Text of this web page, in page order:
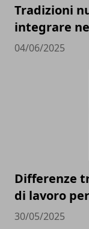
Tradizioni
integrare
04/06/2025
Differenze
di lavoro
30/05/2025